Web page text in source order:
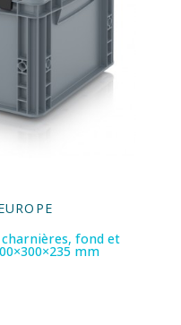
charnières, fond et
mm